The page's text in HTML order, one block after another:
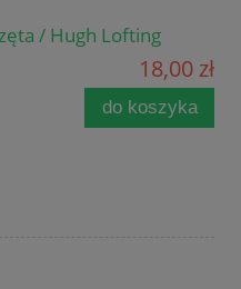
/ Hugh Lofting
18,00 zł
do koszyka